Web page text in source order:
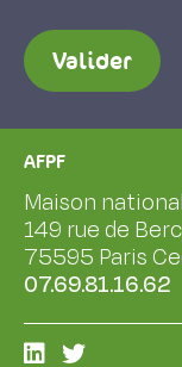
Valider
AFPF
Maison
149 rue de
75595 Paris
07.69.81.16.62